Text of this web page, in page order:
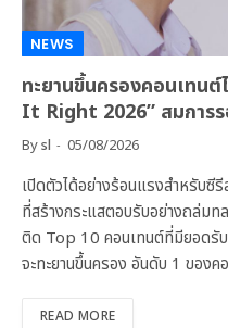
NEWS
ทะยานขึ้นครองคอนเทน
It Right 2026” สมการ
Bysl 05/08/2026
เปิดตัวได้อย่างร้อนแรงสำหรับ
ที่สร้างกระแสตอบรับอย่างถล่มท
ติด Top 10 คอนเทนต์ที่มียอดรั
จะทะยานขึ้นครอง อันดับ 1 ของ
READ MORE